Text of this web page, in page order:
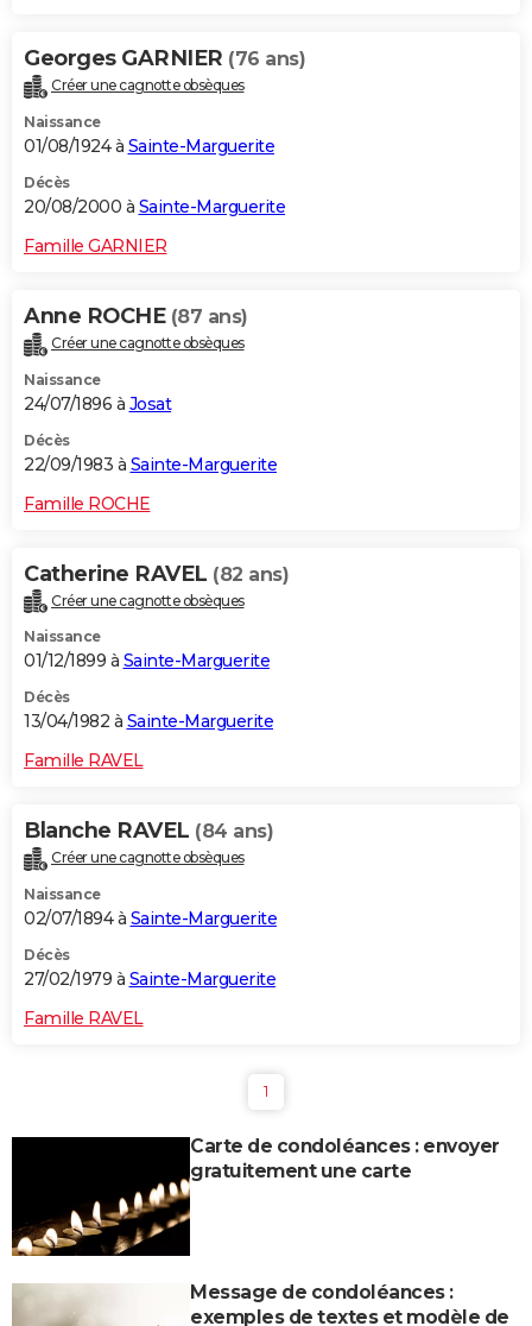
Georges GARNIER (76 ans)
Créer une cagnotte obsèques
Naissance
01/08/1924 à Sainte-Marguerite
Décès
20/08/2000 à Sainte-Marguerite
Famille GARNIER
Anne ROCHE (87 ans)
Créer une cagnotte obsèques
Naissance
24/07/1896 à Josat
Décès
22/09/1983 à Sainte-Marguerite
Famille ROCHE
Catherine RAVEL (82 ans)
Créer une cagnotte obsèques
Naissance
01/12/1899 à Sainte-Marguerite
Décès
13/04/1982 à Sainte-Marguerite
Famille RAVEL
Blanche RAVEL (84 ans)
Créer une cagnotte obsèques
Naissance
02/07/1894 à Sainte-Marguerite
Décès
27/02/1979 à Sainte-Marguerite
Famille RAVEL
1
Carte de condoléances : envoyer
gratuitement une carte
Message de condoléances :
exemples de textes et modèle de